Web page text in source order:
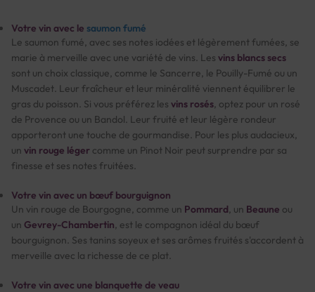
Votre vin avec le saumon fumé
Le saumon fumé, avec ses notes iodées et légèrement fumées, se
marie à merveille avec une variété de vins. Les vins blancs secs
sont un choix classique, comme le Sancerre, le Pouilly-Fumé ou un
Muscadet. Leur fraîcheur et leur minéralité viennent équilibrer le
gras du poisson. Si vous préférez les vins rosés, optez pour un rosé
de Provence ou un Bandol. Leur fruité et leur légère rondeur
apporteront une touche de gourmandise. Pour les plus audacieux,
un vin rouge léger comme un Pinot Noir peut surprendre par sa
finesse et ses notes fruitées.
Votre vin avec un bœuf bourguignon
Un vin rouge de Bourgogne, comme un Pommard, un Beaune ou
un Gevrey-Chambertin, est le compagnon idéal du bœuf
bourguignon. Ses tanins soyeux et ses arômes fruités s'accordent à
merveille avec la richesse de ce plat.
Votre vin avec une blanquette de veau